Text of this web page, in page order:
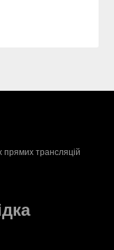
трансляцій